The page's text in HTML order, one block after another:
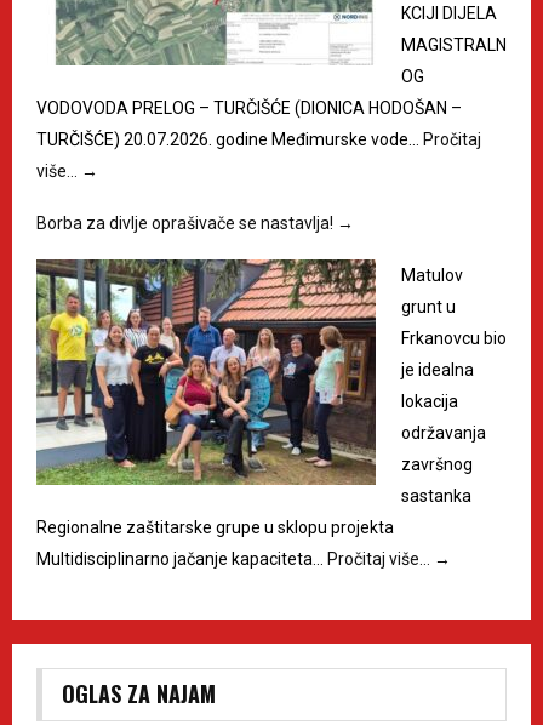
KCIJI DIJELA
MAGISTRALN
OG
VODOVODA PRELOG – TURČIŠĆE (DIONICA HODOŠAN –
TURČIŠĆE) 20.07.2026. godine Međimurske vode… Pročitaj
više… →
Borba za divlje oprašivače se nastavlja! →
Matulov
grunt u
Frkanovcu bio
je idealna
lokacija
održavanja
završnog
sastanka
Regionalne zaštitarske grupe u sklopu projekta
Multidisciplinarno jačanje kapaciteta… Pročitaj više… →
OGLAS ZA NAJAM